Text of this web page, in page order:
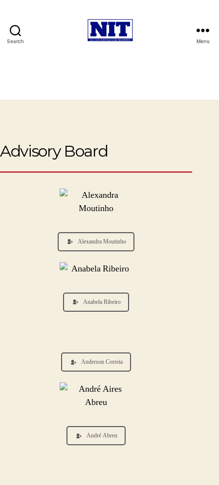
Search Menu
Advisory Board
Alexandra Moutinho
Anabela Ribeiro
Anderson Correia
André Abreu